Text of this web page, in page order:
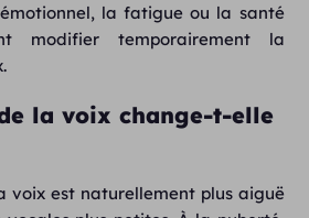
la fatigue ou la santé
modifier temporairement la
la voix change-t-elle
voix est naturellement plus aiguë